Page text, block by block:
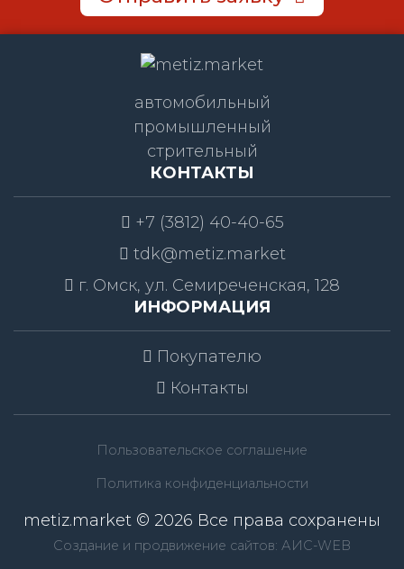
автомобильный
промышленный
стрительный
КОНТАКТЫ
+7 (3812) 40-40-65
tdk@metiz.market
г. Омск, ул. Семиреченская, 128
ИНФОРМАЦИЯ
Покупателю
Контакты
Пользовательское соглашение
Политика конфиденциальности
metiz.market © 2026 Все права сохранены
Создание и продвижение сайтов: АИС-WEB